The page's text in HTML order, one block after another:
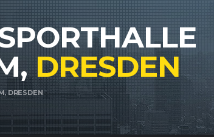
DRESDEN
DRESDEN